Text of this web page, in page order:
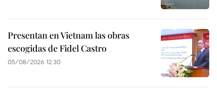
Presentan en Vietnam las obras
escogidas de Fidel Castro
05/08/2026 12:30